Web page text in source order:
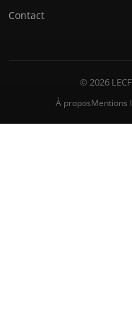
Contact
© 2026
À proposMentions